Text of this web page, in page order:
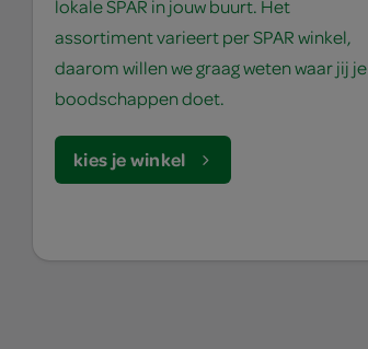
lokale SPAR in jouw buurt. Het
assortiment varieert per SPAR winkel,
daarom willen we graag weten waar jij je
boodschappen doet.
kies je winkel